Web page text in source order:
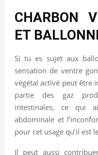
CHARBON
ET
Si tu es sujet aux
sensation de ventre
végétal activé peut être
partie des gaz
intestinales, ce qui
abdominale et
pour cet usage qu’il est
Il peut aussi